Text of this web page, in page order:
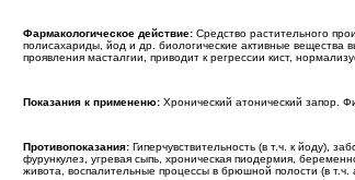
Фармакологическое действие: Средство растительного
полисахариды, йод и др. биологические активные вещества
проявления масталгии, приводит к регрессии кист,
Показания к примененю: Хронический атонический запор.
Противопоказания: Гиперчувствительность (в т.ч. к йоду),
фурункулез, угревая сыпь, хроническая пиодермия,
живота, воспалительные процессы в брюшной полости (в т.ч.